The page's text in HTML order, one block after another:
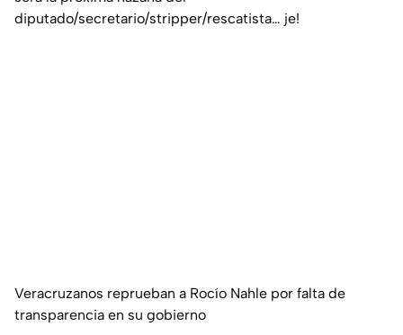
diputado/secretario/stripper/rescatista… je!
Veracruzanos reprueban a Rocío Nahle por falta de
transparencia en su gobierno